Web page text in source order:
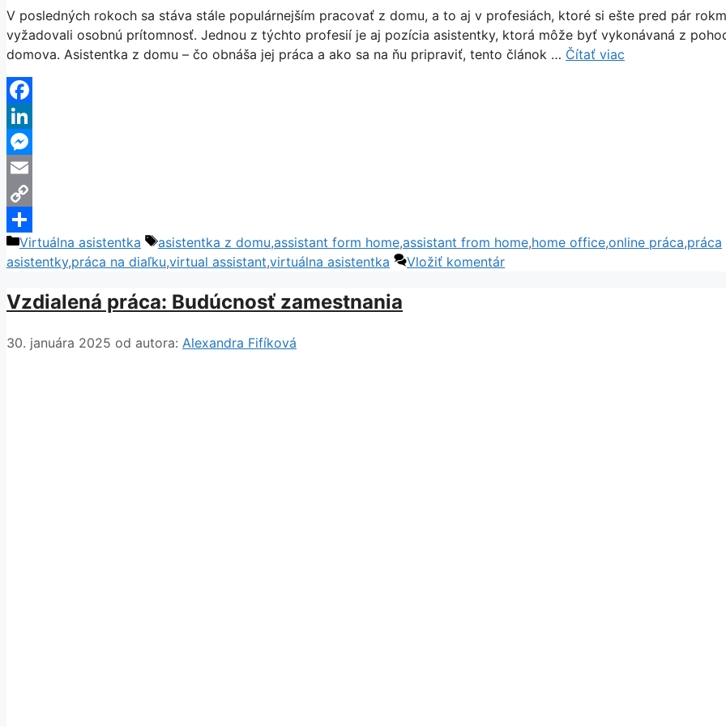
V posledných rokoch sa stáva stále populárnejším pracovať z domu, a to aj v profesiách, ktoré si ešte pred pár
vyžadovali osobnú prítomnosť. Jednou z týchto profesií je aj pozícia asistentky, ktorá môže byť vykonávaná z
domova. Asistentka z domu – čo obnáša jej práca a ako sa na ňu pripraviť, tento článok … Čítať viac
Facebook
LinkedIn
Messenger
Email
Copy
Link
Share
Kategórie
Virtuálna asistentka Značky
asistentka z domu,assistant form home,assistant from home,home office,online práca,práca
asistentky,práca na diaľku,virtual assistant,virtuálna asistentka Vložiť komentár
Vzdialená práca: Budúcnosť zamestnania
30. januára 2025 od autora: Alexandra Fifíková